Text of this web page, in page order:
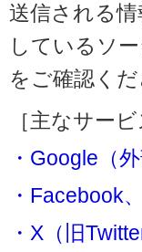
送信される
しているソ
をご確認くだ
［主なサー
・Google（
・Facebook
・X（旧